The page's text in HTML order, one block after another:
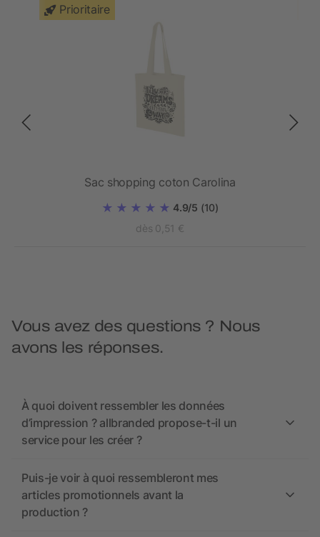
Prioritaire
Sac shopping coton Carolina
4.9/5 (10)
dès 0,51 €
Vous avez des questions ? Nous
avons les réponses.
À quoi doivent ressembler les données
d’impression ? allbranded propose-t-il un
service pour les créer ?
Puis-je voir à quoi ressembleront mes
articles promotionnels avant la
production ?